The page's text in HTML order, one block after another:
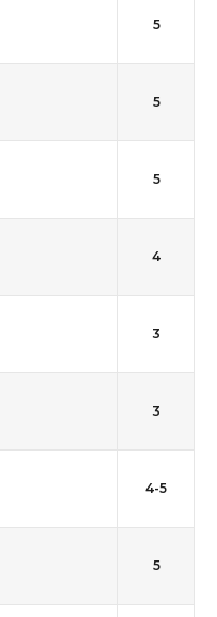
5
5
5
4
3
3
4-5
5